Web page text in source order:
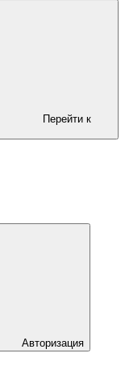
Перейти к
Авторизация